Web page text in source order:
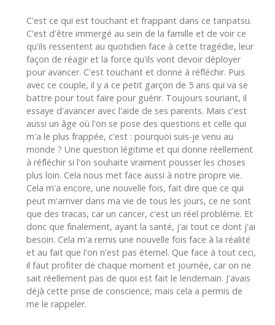
C'est ce qui est touchant et frappant dans ce tanpatsu.
C'est d'être immergé au sein de la famille et de voir ce
qu'ils ressentent au quotidien face à cette tragédie, leur
façon de réagir et la force qu'ils vont devoir déployer
pour avancer. C'est touchant et donne à réfléchir. Puis
avec ce couple, il y a ce petit garçon de 5 ans qui va se
battre pour tout faire pour guérir. Toujours souriant, il
essaye d'avancer avec l'aide de ses parents. Mais c'est
aussi un âge où l'on se pose des questions et celle qui
m'a le plus frappée, c'est : pourquoi suis-je venu au
monde ? Une question légitime et qui donne réellement
à réfléchir si l'on souhaite vraiment pousser les choses
plus loin. Cela nous met face aussi à notre propre vie.
Cela m'a encore, une nouvelle fois, fait dire que ce qui
peut m'arriver dans ma vie de tous les jours, ce ne sont
que des tracas, car un cancer, c'est un réel problème. Et
donc que finalement, ayant la santé, j'ai tout ce dont j'ai
besoin. Cela m'a remis une nouvelle fois face à la réalité
et au fait que l'on n'est pas éternel. Que face à tout ceci,
il faut profiter de chaque moment et journée, car on ne
sait réellement pas de quoi est fait le lendemain. J'avais
déjà cette prise de conscience, mais cela a permis de
me le rappeler.